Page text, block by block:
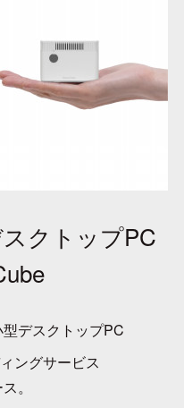
クトップPC
デスクトップPC
ングサービス
。